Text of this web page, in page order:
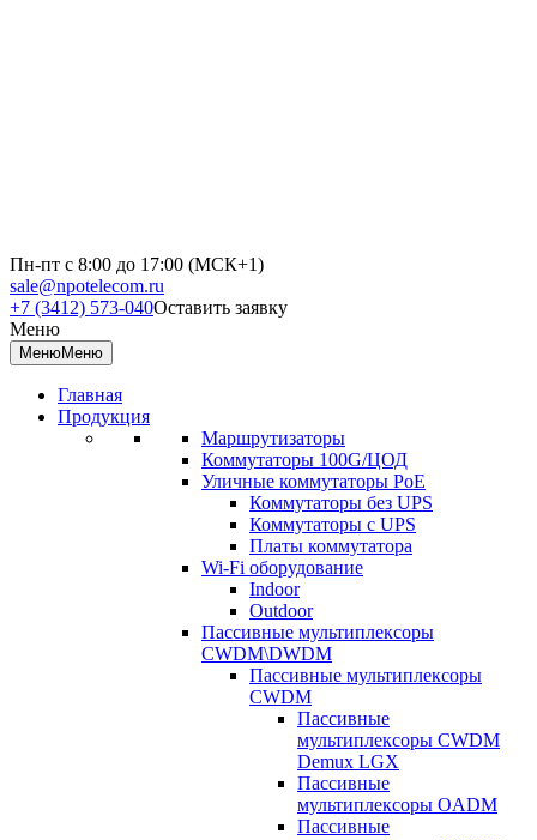
Пн-пт с 8:00 до 17:00 (МСК+1)
sale@npotelecom.ru
+7 (3412) 573-040Оставить заявку
Меню
МенюМеню
Главная
Продукция
Маршрутизаторы
Коммутаторы 100G/ЦОД
Уличные коммутаторы PoE
Коммутаторы без UPS
Коммутаторы с UPS
Платы коммутатора
Wi-Fi оборудование
Indoor
Outdoor
Пассивные мультиплексоры
CWDM\DWDM
Пассивные мультиплексоры
CWDM
Пассивные
мультиплексоры CWDM
Demux LGX
Пассивные
мультиплексоры OADM
Пассивные